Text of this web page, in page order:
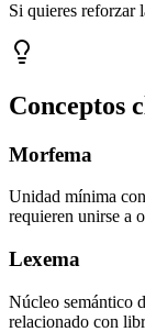
Si quieres reforzar
Conceptos
Morfema
Unidad mínima
requieren unirse a
Lexema
Núcleo semántico
relacionado con